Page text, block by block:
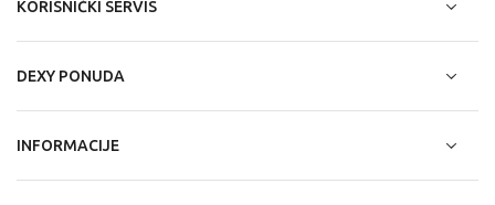
KORISNIČKI SERVIS
DEXY PONUDA
INFORMACIJE